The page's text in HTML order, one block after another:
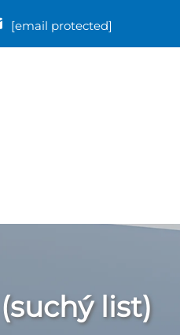
[email protected]
list)